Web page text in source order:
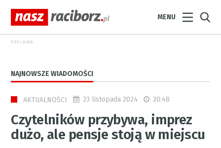
MENU
REKLAMA
NAJNOWSZE WIADOMOŚCI
AKTUALNOŚCI 23 listopada 2024 20:48
Czytelników przybywa, imprez
dużo, ale pensje stoją w miejscu